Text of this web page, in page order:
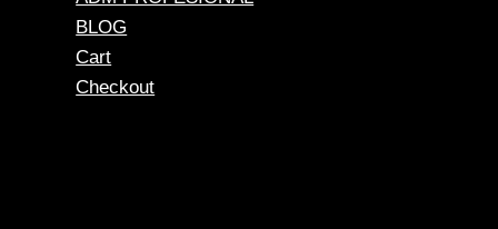
BLOG
Cart
Checkout